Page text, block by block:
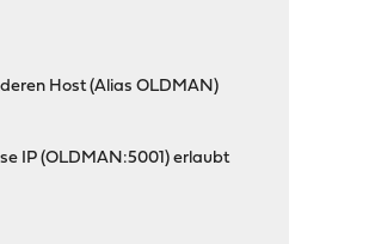
Host (Alias OLDMAN)
IP (OLDMAN:5001) erlaubt